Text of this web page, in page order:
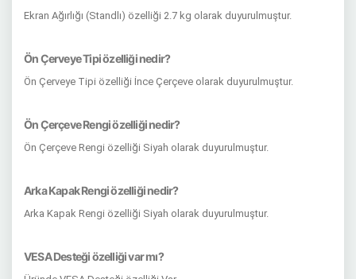
Ekran Ağırlığı (Standlı) özelliği 2.7 kg olarak duyurulmuştur.
Ön Çerveye Tipi özelliği nedir?
Ön Çerveye Tipi özelliği İnce Çerçeve olarak duyurulmuştur.
Ön Çerçeve Rengi özelliği nedir?
Ön Çerçeve Rengi özelliği Siyah olarak duyurulmuştur.
Arka Kapak Rengi özelliği nedir?
Arka Kapak Rengi özelliği Siyah olarak duyurulmuştur.
VESA Desteği özelliği var mı?